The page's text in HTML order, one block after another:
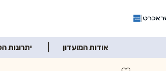
אודות המועדון יתרונות